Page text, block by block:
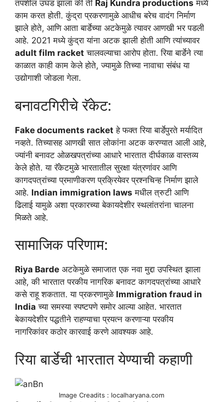
तपशील उघड झाला की ती Raj Kundra productions मध्ये
काम करत होती. कुंद्रा प्रकरणामुळे आधीच बरेच वादंग निर्माण
झाले होते, आणि आता बार्डेच्या अटकेमुळे त्यावर आणखी भर पडली
आहे. 2021 मध्ये कुंद्रा यांना अटक झाली होती आणि त्यांच्यावर
adult film racket चालवल्याचा आरोप होता. रिया बार्डेने त्या
काळात काही काम केले होते, ज्यामुळे तिच्या नावाचा संबंध या
उद्योगाशी जोडला गेला.
बनावटगिरीचे रॅकेट:
Fake documents racket हे फक्त रिया बार्डेपुरते मर्यादित
नव्हते. तिच्यासह आणखी सात लोकांना अटक करण्यात आली आहे,
ज्यांनी बनावट ओळखपत्रांच्या आधारे भारतात दीर्घकाळ वास्तव्य
केले होते. या रॅकेटमुळे भारतातील सुरक्षा यंत्रणांवर आणि
कागदपत्रांच्या प्रमाणीकरण प्रक्रियेवर प्रश्नचिन्ह निर्माण झाले
आहे. Indian immigration laws मधील त्रुटी आणि
ढिलाई यामुळे अशा प्रकारच्या बेकायदेशीर स्थलांतरांना चालना
मिळते आहे.
सामाजिक परिणाम:
Riya Barde अटकेमुळे समाजात एक नवा मुद्दा उपस्थित झाला
आहे, की भारतात परकीय नागरिक बनावट कागदपत्रांच्या आधारे
कसे राहू शकतात. या प्रकरणामुळे Immigration fraud in
India च्या समस्या स्पष्टपणे समोर आल्या आहेत. भारतात
बेकायदेशीर पद्धतीने राहण्याचा प्रयत्न करणाऱ्या परकीय
नागरिकांवर कठोर कारवाई करणे आवश्यक आहे.
रिया बार्डेची भारतात येण्याची कहाणी
Image Creadits : localharyana.com